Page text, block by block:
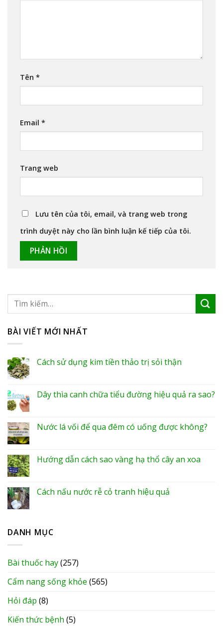
Tên *
Email *
Trang web
Lưu tên của tôi, email, và trang web trong
trình duyệt này cho lần bình luận kế tiếp của tôi.
BÀI VIẾT MỚI NHẤT
Cách sử dụng kim tiền thảo trị sỏi thận
Dây thìa canh chữa tiểu đường hiệu quả ra sao?
Nước lá vối để qua đêm có uống được không?
Hướng dẫn cách sao vàng hạ thổ cây an xoa
Cách nấu nước rễ cỏ tranh hiệu quả
DANH MỤC
Bài thuốc hay(257)
Cẩm nang sống khỏe (565)
Hỏi đáp (8)
Kiến thức bệnh (5)